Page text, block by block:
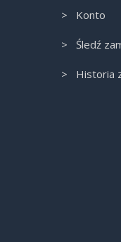
> Konto
> Śledź
> Historia